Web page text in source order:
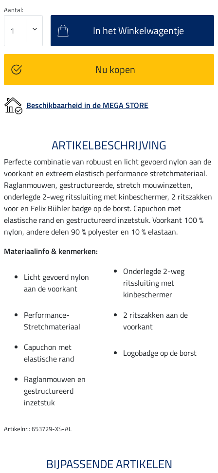
Aantal:
In het Winkelwagentje
Nu kopen
Beschikbaarheid in de MEGA STORE
ARTIKELBESCHRIJVING
Perfecte combinatie van robuust en licht gevoerd nylon aan de
voorkant en extreem elastisch performance stretchmateriaal.
Raglanmouwen, gestructureerde, stretch mouwinzetten,
onderlegde 2-weg ritssluiting met kinbeschermer, 2 ritszakken
voor en Felix Bühler badge op de borst. Capuchon met
elastische rand en gestructureerd inzetstuk. Voorkant 100 %
nylon, andere delen 90 % polyester en 10 % elastaan.
Materiaalinfo & kenmerken:
Licht gevoerd nylon
aan de voorkant
Onderlegde 2-weg
ritssluiting met
kinbeschermer
Performance-
Stretchmateriaal
2 ritszakken aan de
voorkant
Capuchon met
elastische rand
Logobadge op de borst
Raglanmouwen en
gestructureerd
inzetstuk
Artikelnr.: 653729-XS-AL
BIJPASSENDE ARTIKELEN